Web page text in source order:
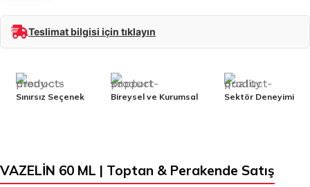
Teslimat bilgisi için tıklayın
Sınırsız Seçenek Bireysel ve Kurumsal Sektör Deneyimi
VAZELİN 60 ML | Toptan & Perakende Satış